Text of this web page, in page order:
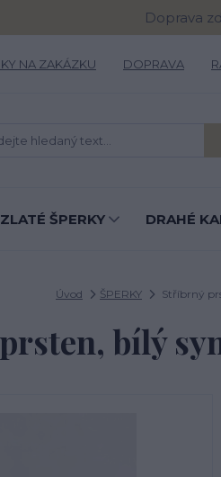
Doprava
NA ZAKÁZKU DOPRAVA
ZLATÉ ŠPERKY DRAHÉ
Úvod ŠPERKY Stříbrný
bílý